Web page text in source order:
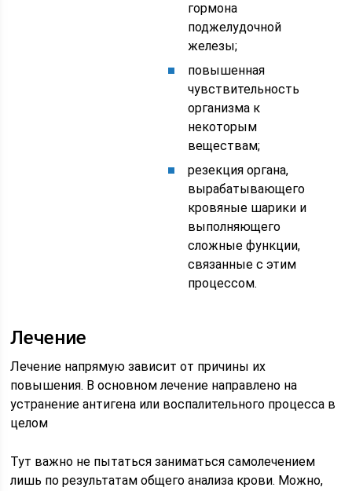
гормона
поджелудочной
железы;
повышенная
чувствительность
организма к
некоторым
веществам;
резекция органа,
вырабатывающего
кровяные шарики и
выполняющего
сложные функции,
связанные с этим
процессом.
Лечение
Лечение напрямую зависит от причины их
повышения. В основном лечение направлено на
устранение антигена или воспалительного процесса в
целом
Тут важно не пытаться заниматься самолечением
лишь по результатам общего анализа крови. Можно,